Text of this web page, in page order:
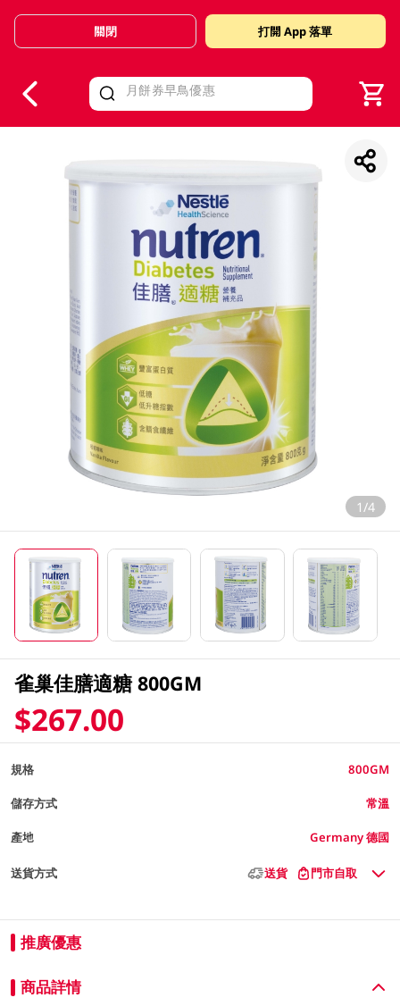
Valid Until 30 June 2026
關閉 打開 App 落單
1/4
雀巢佳膳適糖 800GM
$267.00
規格 800GM
儲存方式 常溫
產地 Germany 德國
送貨方式 送貨 門市自取
推廣優惠
商品詳情